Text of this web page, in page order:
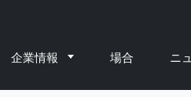
企業情報 場合 ニ